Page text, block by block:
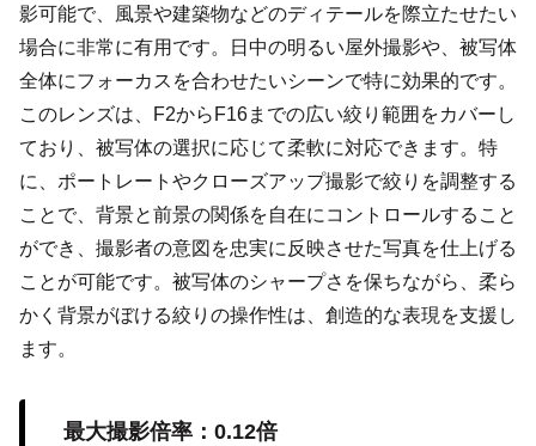
影可能で、風景や建築物などのディテールを際立たせたい
場合に非常に有用です。日中の明るい屋外撮影や、被写体
全体にフォーカスを合わせたいシーンで特に効果的です。
このレンズは、F2からF16までの広い絞り範囲をカバーし
ており、被写体の選択に応じて柔軟に対応できます。特
に、ポートレートやクローズアップ撮影で絞りを調整する
ことで、背景と前景の関係を自在にコントロールすること
ができ、撮影者の意図を忠実に反映させた写真を仕上げる
ことが可能です。被写体のシャープさを保ちながら、柔ら
かく背景がぼける絞りの操作性は、創造的な表現を支援し
ます。
最大撮影倍率：0.12倍